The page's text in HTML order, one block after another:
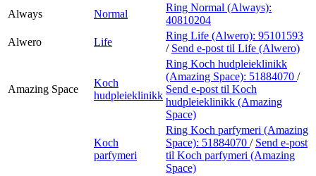
Always
Normal
Ring Normal (Always):
40810204
Alwero
Life
Ring Life (Alwero): 95101593
/ Send e-post til Life (Alwero)
Amazing Space
Koch
hudpleieklinikk
Ring Koch hudpleieklinikk
(Amazing Space): 51884070 /
Send e-post til Koch
hudpleieklinikk (Amazing
Space)
Koch
parfymeri
Ring Koch parfymeri (Amazing
Space): 51884070 / Send e-post
til Koch parfymeri (Amazing
Space)